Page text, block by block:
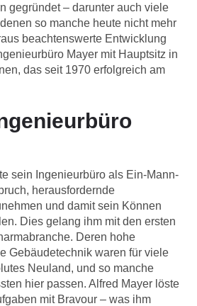
gegründet – darunter auch viele
so manche heute nicht mehr
beachtenswerte Entwicklung
Mayer mit Hauptsitz in
das seit 1970 erfolgreich am
sein Ingenieurbüro als Ein-Mann-
herausfordernde
und damit sein Können
Dies gelang ihm mit den ersten
Deren hohe
Gebäudetechnik waren für viele
Neuland, und so manche
hier passen. Alfred Mayer löste
mit Bravour – was ihm